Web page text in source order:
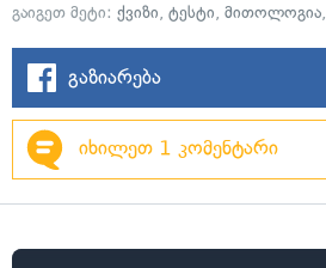
გაიგეთ მეტი: ქვიზი, ტესტი, მითოლოგია,
გაზიარება
იხილეთ 1 კომენტარი